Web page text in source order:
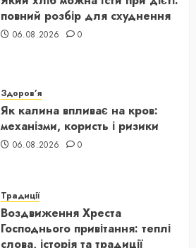
повний розбір для схуднення
06.08.2026 0
Здоров’я
Як калина впливає на кров:
механізми, користь і ризики
06.08.2026 0
Традиції
Воздвиження Хреста
Господнього привітання: теплі
слова, історія та традиції